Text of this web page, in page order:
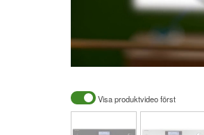
Visa produktvideo först